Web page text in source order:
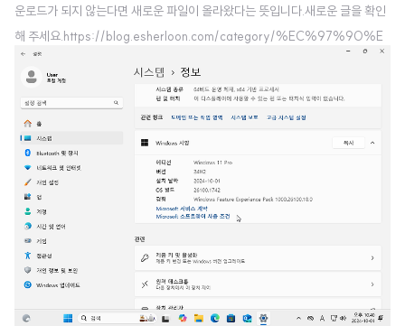
운로드가 되지 않는다면 새로운 파일이 올라왔다는 뜻입니다.새로운 글을 확인
해 주세요.https://blog.esherloon.com/category/%EC%97%90%E
C%85%9C%EB%A3%AC%EC%9D%98%20%EC%84%9C%
EB%B2%84 '에셜룬의 서버' 카테고리의 글 목록환영합니다! 에셜룬의 블로
그입니다.blog.esherloon.com 윈도우 11(Windows 11) 25H2 MSDN ISO
공유합니다. [x64] [ARM64] [한글판] 순수 MSDN이라 파일 변조에 대한 걱
정은 하지 않으셔도 됩니다. Windows 11 24H2부터는 ARM64 ISO도 MSD
N에 배포하는 것을 확인했습니다. x64 및..